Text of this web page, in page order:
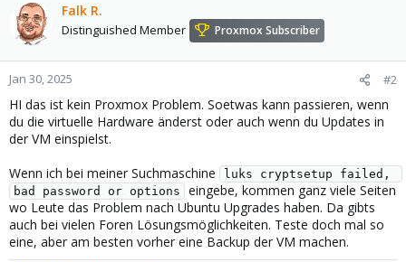
Falk R.
Distinguished Member Proxmox Subscriber
Jan 30, 2025 #2
HI das ist kein Proxmox Problem. Soetwas kann passieren, wenn
du die virtuelle Hardware änderst oder auch wenn du Updates in
der VM einspielst.
Wenn ich bei meiner Suchmaschine
luks cryptsetup failed,
bad password or options
eingebe, kommen ganz viele Seiten
wo Leute das Problem nach Ubuntu Upgrades haben. Da gibts
auch bei vielen Foren Lösungsmöglichkeiten. Teste doch mal so
eine, aber am besten vorher eine Backup der VM machen.